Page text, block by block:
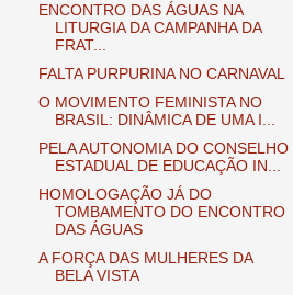
ENCONTRO DAS ÁGUAS NA
LITURGIA DA CAMPANHA DA
FRAT...
FALTA PURPURINA NO CARNAVAL
O MOVIMENTO FEMINISTA NO
BRASIL: DINÂMICA DE UMA I...
PELA AUTONOMIA DO CONSELHO
ESTADUAL DE EDUCAÇÃO IN...
HOMOLOGAÇÃO JÁ DO
TOMBAMENTO DO ENCONTRO
DAS ÁGUAS
A FORÇA DAS MULHERES DA
BELA VISTA